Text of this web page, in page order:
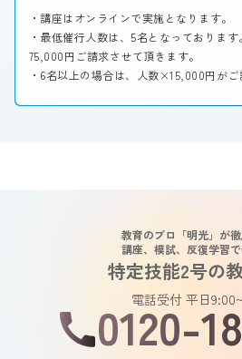
・講座はオンラインで実施となります。
・最低催行人数は、5名となっておりま
75,000円ご請求させて頂きます。
・6名以上の場合は、人数×15,000円がご
教育のプロ「明光」が徹
講座、模試、反復学習で
特定技能2号の
電話受付 平日
0120-